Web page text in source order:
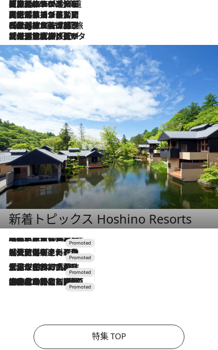
2026.8.6
【厳選旅コスメ】「身軽さ＆UV対策重視！」ヘアアーティストshucoが選んだ夏旅ベストコスメを発表【Mサイズジップ】
2026.8.5
【厳選旅コスメ】国内をあちこち移動する河井菜摘が選んだ夏旅ベストコスメ発表！「リラックスアイテムはマスト」【Mサイズジップ】
2026.8.4
【厳選旅コスメ】「紫外線＆乾燥対策しながらメイク感も！」ヘア＆メイクGeorgeが選んだ夏旅ベストコスメを発表！【Mサイズジップ】
2026.8.3
【厳選旅コスメ】「保湿もタイパ重視！」“サウナ好き”タレント清水みさとが愛用する夏旅ベストコスメを発表！【Mサイズジップ】
新着トピックス Hoshino Resorts
2026.7.31
【ホテル帰省】という選択肢をOMOが提案。家族とほどよい距離を保つには「昼は実家、夜は気兼ねなくホテルで！」
2026.7.24
【夏限定ディナーコース】旬を迎える稚鮎や花ズッキーニなどをイタリア・トスカーナの郷土料理の手法で満喫！
2026.7.17
「土佐和ハーブかき氷」がOMO7高知に登場！生姜、山椒、大葉など目にも舌にも涼を呼ぶ郷土の味
2026.7.10
NEW OPEN！【界 草津】名湯の地に誕生。趣の異なる2種の温泉と上州ならではの会席・蕎麦割烹など美食を味わう究極の癒やし旅
特集 TOP